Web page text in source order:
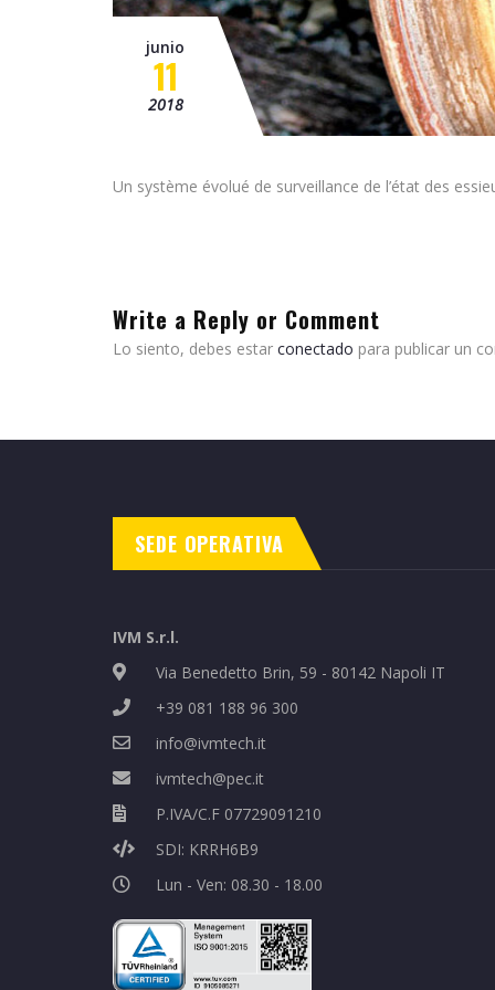
junio
11
2018
Un système évolué de surveillance de l’état des
Write a Reply or Comment
Lo siento, debes estar conectado para publicar un
SEDE OPERATIVA
IVM S.r.l.
Via Benedetto Brin, 59 - 80142 Napoli IT
+39 081 188 96 300
info@ivmtech.it
ivmtech@pec.it
P.IVA/C.F 07729091210
SDI: KRRH6B9
Lun - Ven: 08.30 - 18.00